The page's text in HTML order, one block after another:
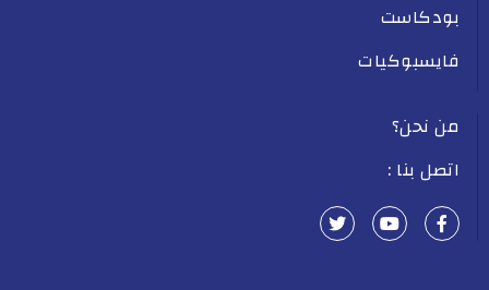
بودكاست
فايسبوكيات
من نحن؟
اتصل بنا :